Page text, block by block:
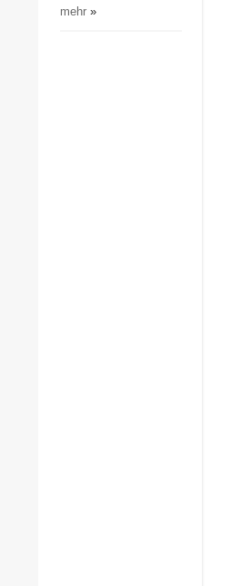
mehr»